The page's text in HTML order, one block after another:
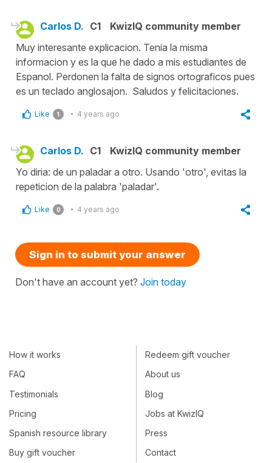
Carlos D. C1
KwizIQ community member
Muy interesante explicacion. Tenia la misma
informacion y es la que he dado a mis estudiantes de
Espanol. Perdonen la falta de signos ortograficos pues
es un teclado anglosajon. Saludos y felicitaciones.
Like 1 4 years ago
Carlos D. C1
KwizIQ community member
Yo diria: de un paladar a otro. Usando 'otro', evitas la
repeticion de la palabra 'paladar'.
Like 0 4 years ago
Sign in to submit your answer
Don't have an account yet? Join today
How it works
FAQ
Testimonials
Pricing
Spanish resource library
Buy gift voucher
Redeem gift voucher
About us
Blog
Jobs at KwizIQ
Press
Contact